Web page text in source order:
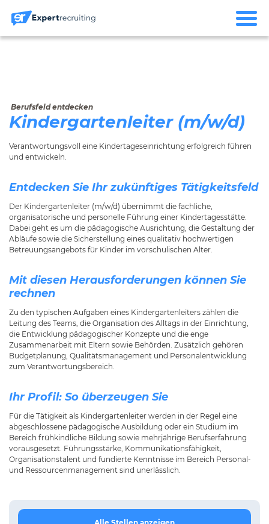
Berufsfeld entdecken
Kindergartenleiter (m/w/d)
Verantwortungsvoll eine Kindertageseinrichtung erfolgreich führen
und entwickeln.
Entdecken Sie Ihr zukünftiges Tätigkeitsfeld
Der Kindergartenleiter (m/w/d) übernimmt die fachliche,
organisatorische und personelle Führung einer Kindertagesstätte.
Dabei geht es um die pädagogische Ausrichtung, die Gestaltung der
Abläufe sowie die Sicherstellung eines qualitativ hochwertigen
Betreuungsangebots für Kinder im vorschulischen Alter.
Mit diesen Herausforderungen können Sie
rechnen
Zu den typischen Aufgaben eines Kindergartenleiters zählen die
Leitung des Teams, die Organisation des Alltags in der Einrichtung,
die Entwicklung pädagogischer Konzepte und die enge
Zusammenarbeit mit Eltern sowie Behörden. Zusätzlich gehören
Budgetplanung, Qualitätsmanagement und Personalentwicklung
zum Verantwortungsbereich.
Ihr Profil: So überzeugen Sie
Für die Tätigkeit als Kindergartenleiter werden in der Regel eine
abgeschlossene pädagogische Ausbildung oder ein Studium im
Bereich frühkindliche Bildung sowie mehrjährige Berufserfahrung
vorausgesetzt. Führungsstärke, Kommunikationsfähigkeit,
Organisationstalent und fundierte Kenntnisse im Bereich Personal-
und Ressourcenmanagement sind unerlässlich.